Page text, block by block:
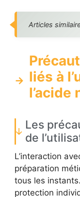
Articles
liés à
l’acide
Les
de
L’interaction
préparation
tous les
protection